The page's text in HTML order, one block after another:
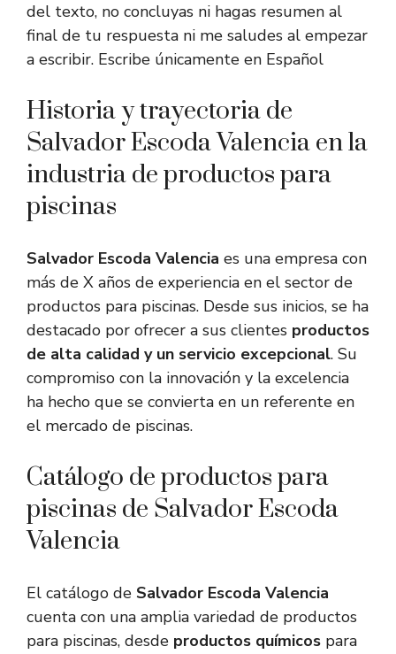
del texto, no concluyas ni hagas resumen al
final de tu respuesta ni me saludes al empezar
a escribir. Escribe únicamente en Español
Historia y trayectoria de
Salvador Escoda Valencia en la
industria de productos para
piscinas
Salvador Escoda Valencia es una empresa con
más de X años de experiencia en el sector de
productos para piscinas. Desde sus inicios, se ha
destacado por ofrecer a sus clientes productos
de alta calidad y un servicio excepcional. Su
compromiso con la innovación y la excelencia
ha hecho que se convierta en un referente en
el mercado de piscinas.
Catálogo de productos para
piscinas de Salvador Escoda
Valencia
El catálogo de Salvador Escoda Valencia
cuenta con una amplia variedad de productos
para piscinas, desde productos químicos para